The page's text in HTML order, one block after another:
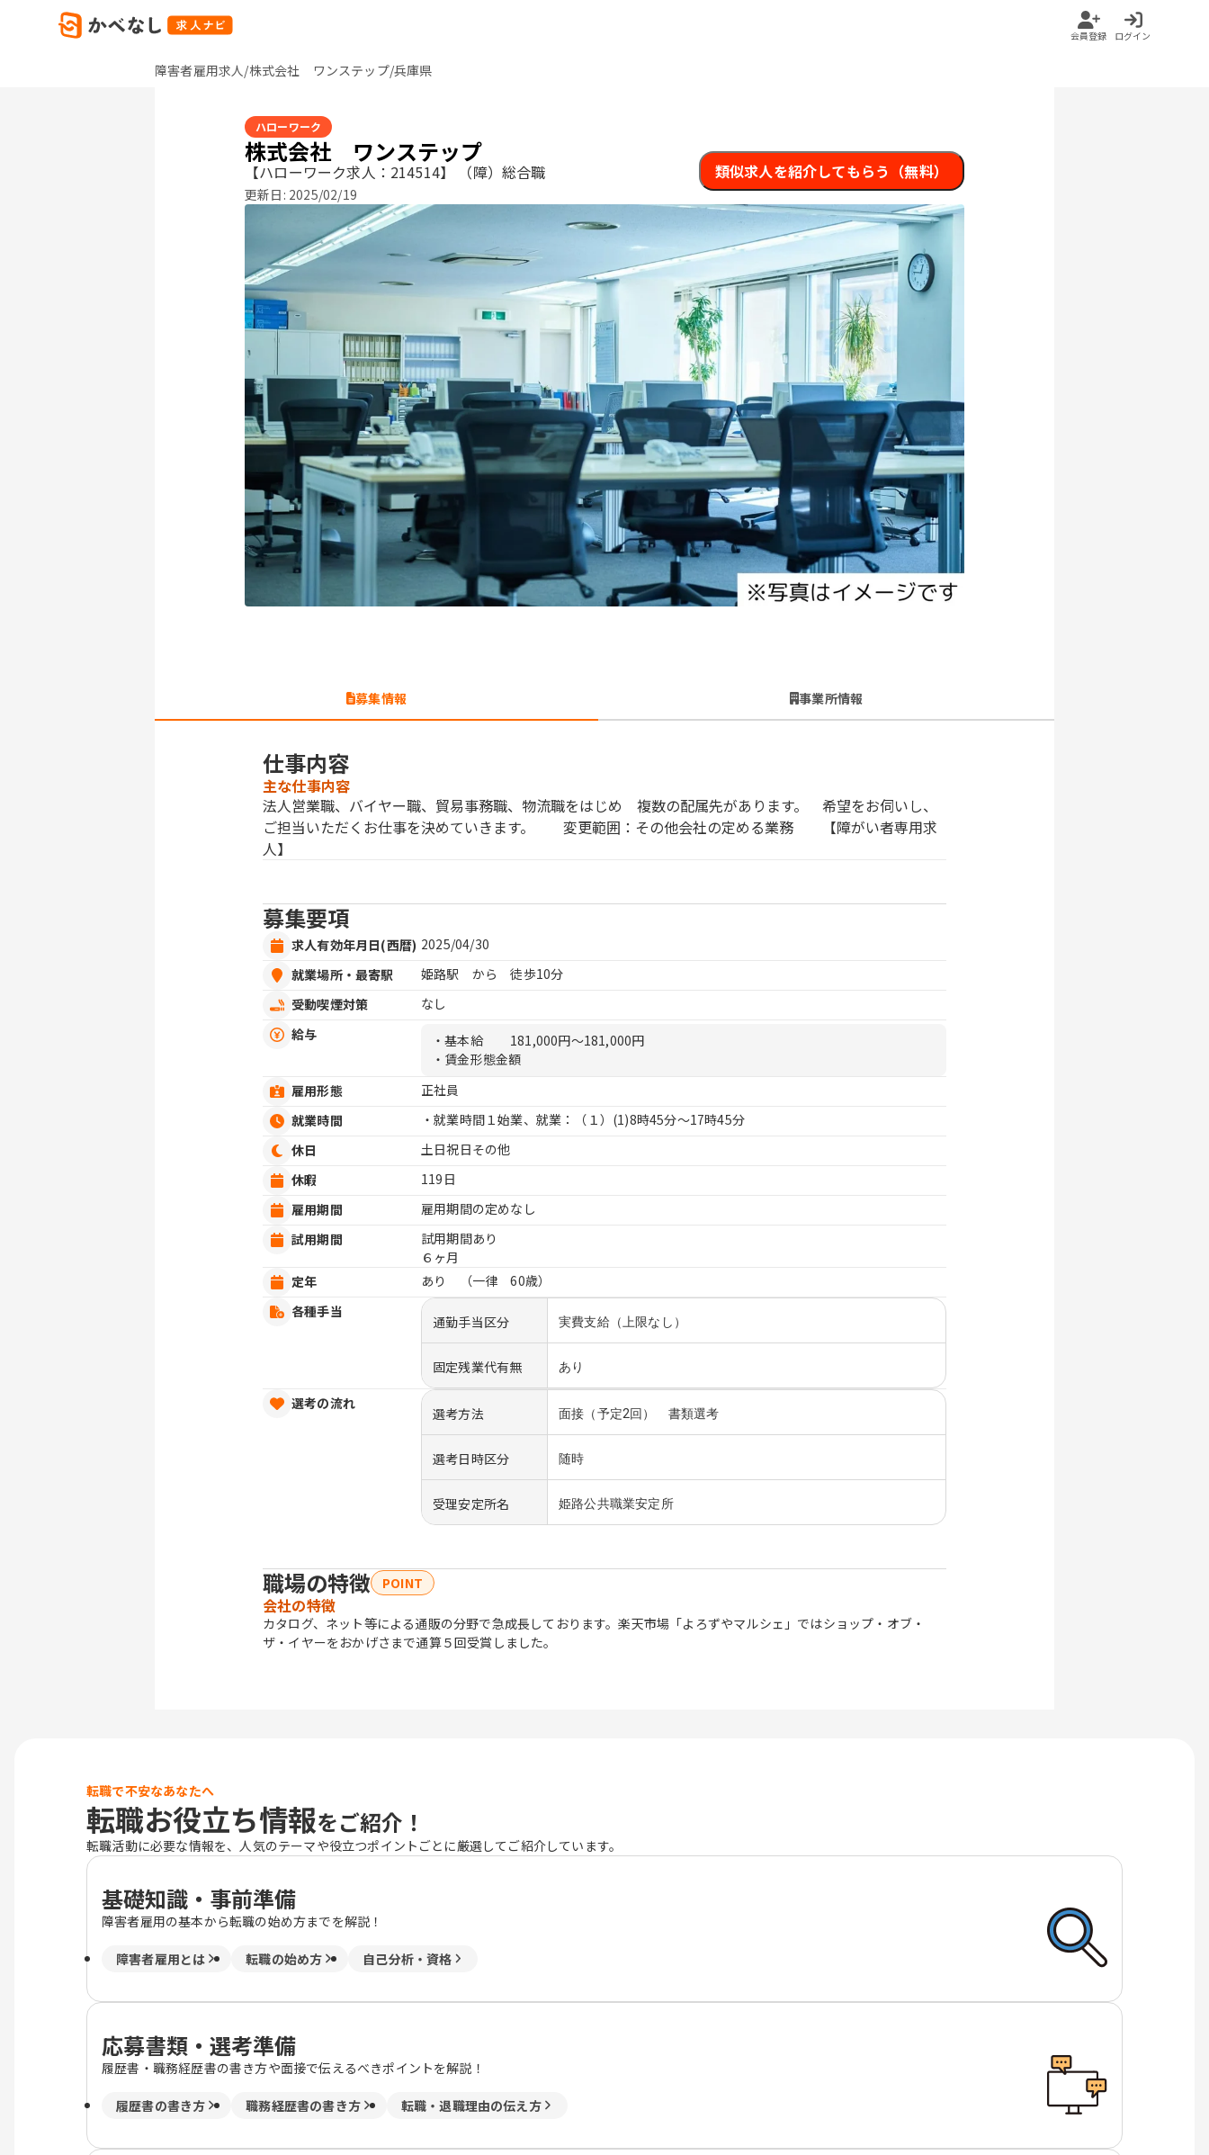
会員登録 ログイン
障害者雇用求人/株式会社 ワンステップ/兵庫県
ハローワーク
株式会社 ワンステップ
【ハローワーク求人：214514】 （障）総合職
更新日: 2025/02/19
類似求人を紹介してもらう（無料）
募集情報 事業所情報
仕事内容
主な仕事内容
法人営業職、バイヤー職、貿易事務職、物流職をはじめ 複数の配属先があります。 希望をお伺いし、
ご担当いただくお仕事を決めていきます。 変更範囲：その他会社の定める業務 【障がい者専用求
人】
募集要項
求人有効年月日(西暦) 2025/04/30
就業場所・最寄駅
姫路駅 から 徒歩10分
受動喫煙対策
なし
給与
・基本給
181,000円〜181,000円
・賃金形態金額
雇用形態
正社員
就業時間
・就業時間１始業、就業：（１） (1)8時45分〜17時45分
休日
土日祝日その他
休暇
119日
雇用期間
雇用期間の定めなし
試用期間
試用期間あり
６ヶ月
定年
あり （一律 60歳）
各種手当
通勤手当区分 実費支給（上限なし）
固定残業代有無 あり
選考の流れ
選考方法 面接（予定2回） 書類選考
選考日時区分 随時
受理安定所名 姫路公共職業安定所
職場の特徴 POINT
会社の特徴
カタログ、ネット等による通販の分野で急成長しております。楽天市場「よろずやマルシェ」ではショップ・オブ・
ザ・イヤーをおかげさまで通算５回受賞しました。
転職で不安なあなたへ
転職お役立ち情報をご紹介！
転職活動に必要な情報を、人気のテーマや役立つポイントごとに厳選してご紹介しています。
基礎知識・事前準備
障害者雇用の基本から転職の始め方までを解説！
障害者雇用とは 転職の始め方 自己分析・資格
応募書類・選考準備
履歴書・職務経歴書の書き方や面接で伝えるべきポイントを解説！
履歴書の書き方 職務経歴書の書き方 転職・退職理由の伝え方